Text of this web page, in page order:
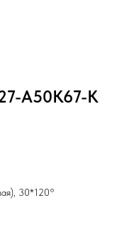
A50K67-K
30*120°